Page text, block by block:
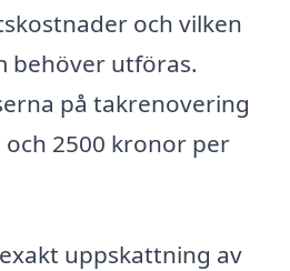
och vilken
behöver utföras.
på takrenovering
och 2500 kronor per
uppskattning av